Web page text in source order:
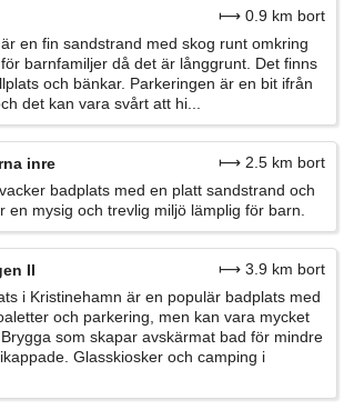
⟼ 0.9 km bort
en fin sandstrand med skog runt omkring
barnfamiljer då det är långgrunt. Det finns
och bänkar. Parkeringen är en bit ifrån
det kan vara svårt att hi...
inre
⟼ 2.5 km bort
badplats med en platt sandstrand och
en mysig och trevlig miljö lämplig för barn.
II
⟼ 3.9 km bort
i Kristinehamn är en populär badplats med
och parkering, men kan vara mycket
som skapar avskärmat bad för mindre
Glasskiosker och camping i